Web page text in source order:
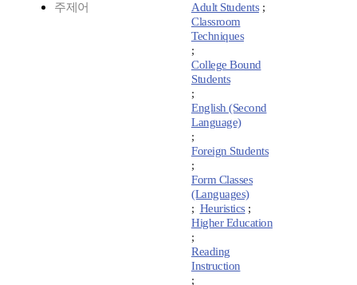
주제어 Adult Students;
Classroom
Techniques
;
College Bound
Students
;
English (Second
Language)
;
Foreign Students
;
Form Classes
(Languages)
; Heuristics;
Higher Education
;
Reading
Instruction
;